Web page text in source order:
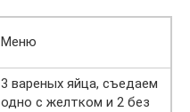
Меню
3 вареных яйца, съедаем
одно с желтком и 2 без